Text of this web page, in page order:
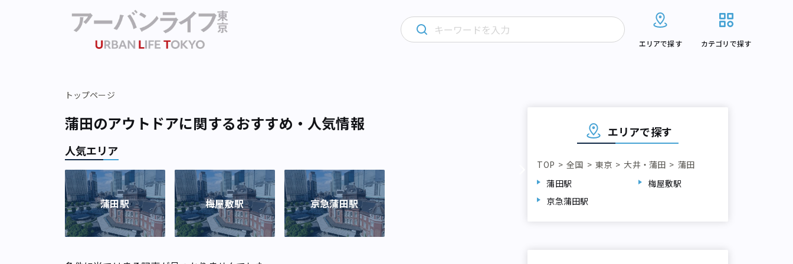
エリアで探す カテゴリで探す
トップページ
蒲田のアウトドアに関するおすすめ・人気情報
人気エリア
蒲田駅 梅屋敷駅 京急蒲田駅
エリアで探す
TOP 全国 東京 大井・蒲田
蒲田
蒲田駅
梅屋敷駅
京急蒲田駅